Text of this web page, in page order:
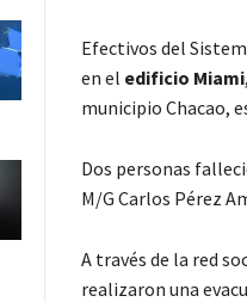
Efectivos del
en el edificio Miami
municipio Chacao,
Dos personas
M/G Carlos Pérez
A través de la red
realizaron una